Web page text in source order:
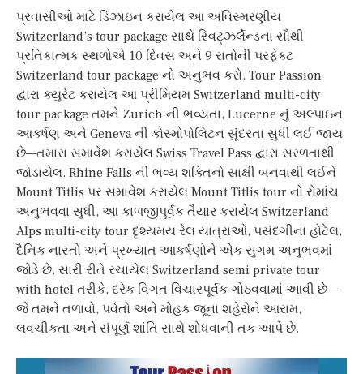
પ્રવાસીઓ માટે ડિઝાઇન કરાયેલ આ અવિસ્મરણીય
Switzerland’s tour package સાથે સ્વિટ્ઝર્લેન્ડના સૌથી
પ્રતિકાત્મક સ્થળોએ 10 દિવસ અને 9 રાતોની પરફેક્ટ
Switzerland tour package નો અનુભવ કરો. Tour Passion
દ્વારા ક્યુરેટ કરાયેલ આ પ્રીમિયમ Switzerland multi-city
tour package તમને Zurich ની ભવ્યતા, Lucerne નું અલ્પાઇન
આકર્ષણ અને Geneva ની કોસ્મોપોલિટન સુંદરતા સુધી લઈ જાય
છે—તમારા સમાવેશ કરાયેલ Swiss Travel Pass દ્વારા સરળતાથી
જોડાયેલ. Rhine Falls ની ભવ્ય શક્તિનો સાક્ષી બનવાથી લઈને
Mount Titlis પર સમાવેશ કરાયેલ Mount Titlis tour નો રોમાંચ
અનુભવવા સુધી, આ કાળજીપૂર્વક તૈયાર કરાયેલ Switzerland
Alps multi-city tour દૃશ્યમય રેલ યાત્રાઓ, પસંદગીના હોટેલ,
દૈનિક નાસ્તો અને પ્રખ્યાત આકર્ષણોને એક સુગમ અનુભવમાં
જોડે છે. સારી રીતે રચાયેલ Switzerland semi private tour
with hotel તરીકે, દરેક વિગત વિચારપૂર્વક ગોઠવવામાં આવી છે—
જે તમને તળાવો, પર્વતો અને મોહક જૂના શહેરોને આરામ,
લવચીકતા અને સંપૂર્ણ શાંતિ સાથે શોધવાની તક આપે છે.